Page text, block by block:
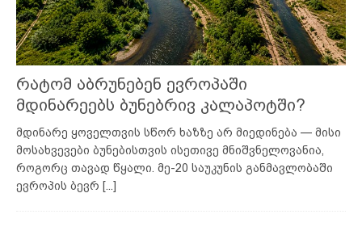
რატომ აბრუნებენ ევროპაში
მდინარეებს ბუნებრივ კალაპოტში?
მდინარე ყოველთვის სწორ ხაზზე არ მიედინება — მისი
მოსახვევები ბუნებისთვის ისეთივე მნიშვნელოვანია,
როგორც თავად წყალი. მე-20 საუკუნის განმავლობაში
ევროპის ბევრ [...]